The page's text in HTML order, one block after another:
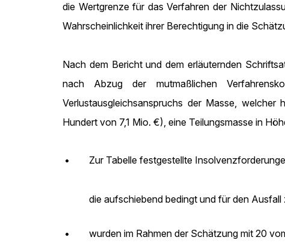
die Wertgrenze für das Verfahren der
Wahrscheinlichkeit ihrer Berechtigung in die
Nach dem Bericht und dem erläuternden
nach Abzug der mutmaßlichen
Verlustausgleichsanspruchs der Masse,
Hundert von 7,1 Mio. €), eine Teilungsmasse in
• Zur Tabelle festgestellte
•
die aufschiebend bedingt und für den
wurden im Rahmen der Schätzung mit 20